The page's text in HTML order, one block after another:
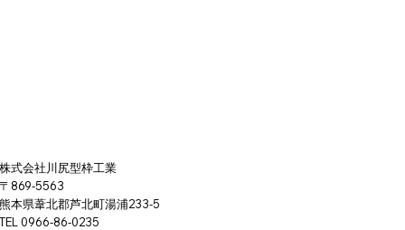
​株式会社川尻型枠工業
〒869-5563
熊本県葦北郡芦北町湯浦233-5
TEL 0966-86-0235